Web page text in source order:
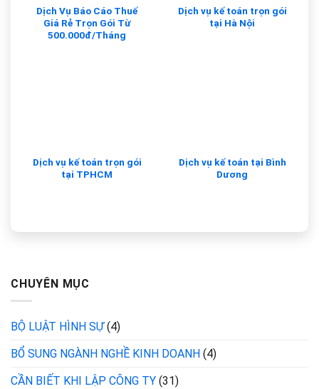
Dịch Vụ Báo Cáo Thuế
Giá Rẻ Trọn Gói Từ
500.000đ/Tháng
Dịch vụ kế toán trọn gói
tại Hà Nội
Dịch vụ kế toán trọn gói
tại TPHCM
Dịch vụ kế toán tại Bình
Dương
CHUYÊN MỤC
BỘ LUẬT HÌNH SỰ(4)
BỔ SUNG NGÀNH NGHỀ KINH DOANH (4)
CẦN BIẾT KHI LẬP CÔNG TY (31)